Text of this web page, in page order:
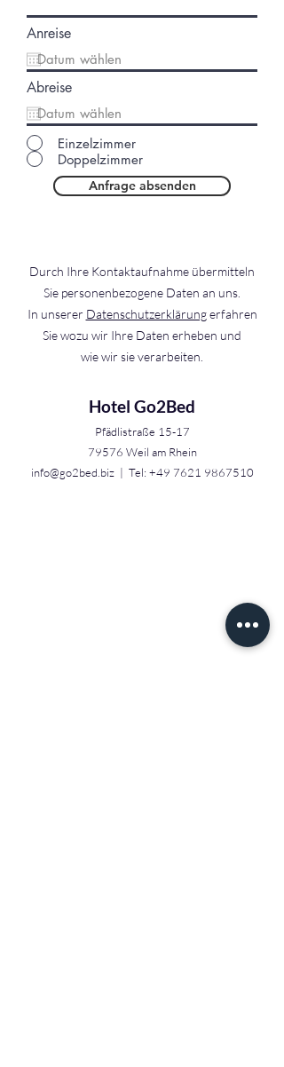
ANFAHRT
Anreise
Abreise
Einzelzimmer
Doppelzimmer
Anfrage absenden
Durch Ihre Kontaktaufnahme übermitteln
Sie personenbezogene Daten an uns.
In unserer Datenschutzerklärungerfahren
Sie wozu wir Ihre Daten erheben und
wie wir sie verarbeiten.
Hotel Go2Bed
Pfädlistraße 15-17
79576 Weil am Rhein
info@go2bed.biz| Tel: +49 7621 9867510